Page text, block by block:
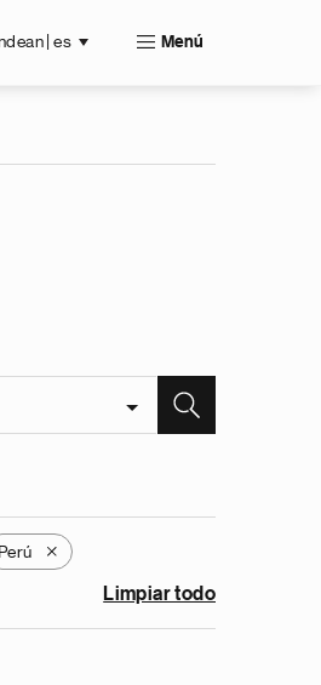
| es Menú
Perú X
Limpiar todo